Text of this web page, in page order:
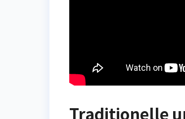
Traditionelle